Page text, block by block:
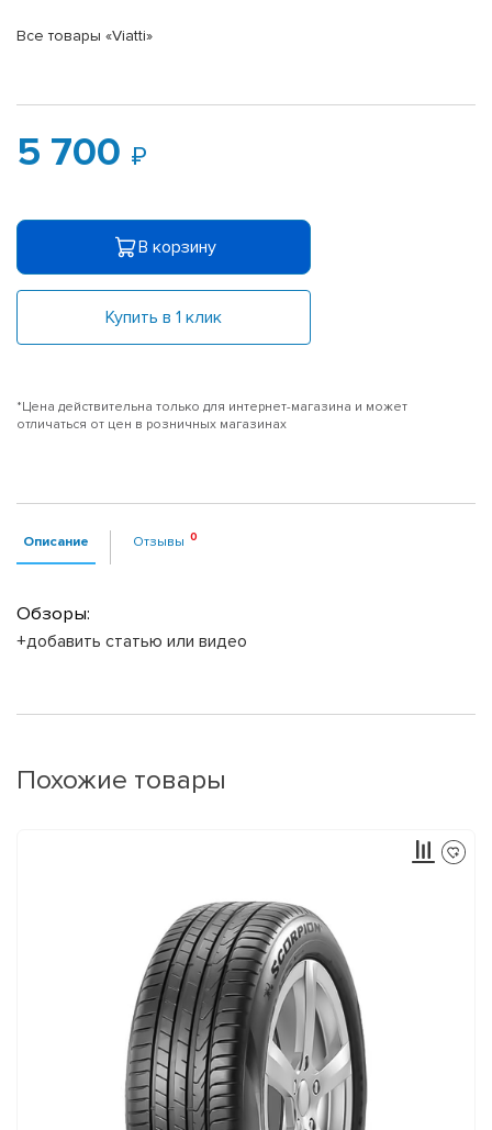
Все товары «Viatti»
5 700
В корзину
Купить в 1 клик
*Цена действительна только для интернет-магазина и может
отличаться от цен в розничных магазинах
Описание Отзывы
Обзоры:
+добавить статью или видео
Похожие товары